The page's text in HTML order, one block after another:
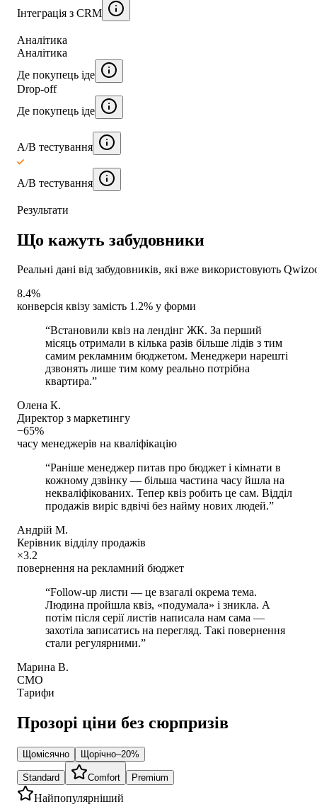
Інтеграція з CRM
Аналітика
Аналітика
Де покупець іде
Drop-off
Де покупець іде
A/B тестування
A/B тестування
Результати
Що кажуть забудовники
Реальні дані від забудовників, які вже використовують
8.4%
конверсія квізу замість 1.2% у форми
“Встановили квіз на лендінг ЖК. За перший
місяць отримали в кілька разів більше лідів з тим
самим рекламним бюджетом. Менеджери нарешті
дзвонять лише тим кому реально потрібна
квартира.”
Олена К.
Директор з маркетингу
−65%
часу менеджерів на кваліфікацію
“Раніше менеджер питав про бюджет і кімнати в
кожному дзвінку — більша частина часу йшла на
некваліфікованих. Тепер квіз робить це сам. Відділ
продажів виріс вдвічі без найму нових людей.”
Андрій М.
Керівник відділу продажів
×3.2
повернення на рекламний бюджет
“Follow-up листи — це взагалі окрема тема.
Людина пройшла квіз, «подумала» і зникла. А
потім після серії листів написала нам сама —
захотіла записатись на перегляд. Такі повернення
стали регулярними.”
Марина В.
CMO
Тарифи
Прозорі ціни без сюрпризів
Щомісячно Щорічно–20%
Standard Comfort Premium
Найпопулярніший